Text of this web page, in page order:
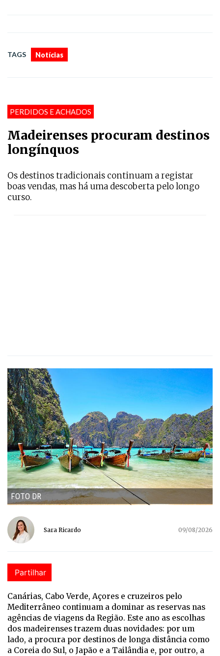
TAGS Notícias
PERDIDOS E ACHADOS
Madeirenses procuram destinos
longínquos
Os destinos tradicionais continuam a registar
boas vendas, mas há uma descoberta pelo longo
curso.
FOTO DR
Sara Ricardo 09/08/2026
Partilhar
Canárias, Cabo Verde, Açores e cruzeiros pelo
Mediterrâneo continuam a dominar as reservas nas
agências de viagens da Região. Este ano as escolhas
dos madeirenses trazem duas novidades: por um
lado, a procura por destinos de longa distância como
a Coreia do Sul, o Japão e a Tailândia e, por outro, a